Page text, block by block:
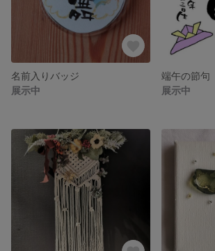
名前入りバッジ
展示中
端午の節
展示中